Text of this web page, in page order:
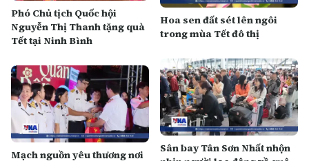
Phó Chủ tịch Quốc hội
Nguyễn Thị Thanh tặng quà
Tết tại Ninh Bình
Hoa sen đất sét lên ngôi
trong mùa Tết đô thị
Mạch nguồn yêu thương nơi
Sân bay Tân Sơn Nhất nhộn